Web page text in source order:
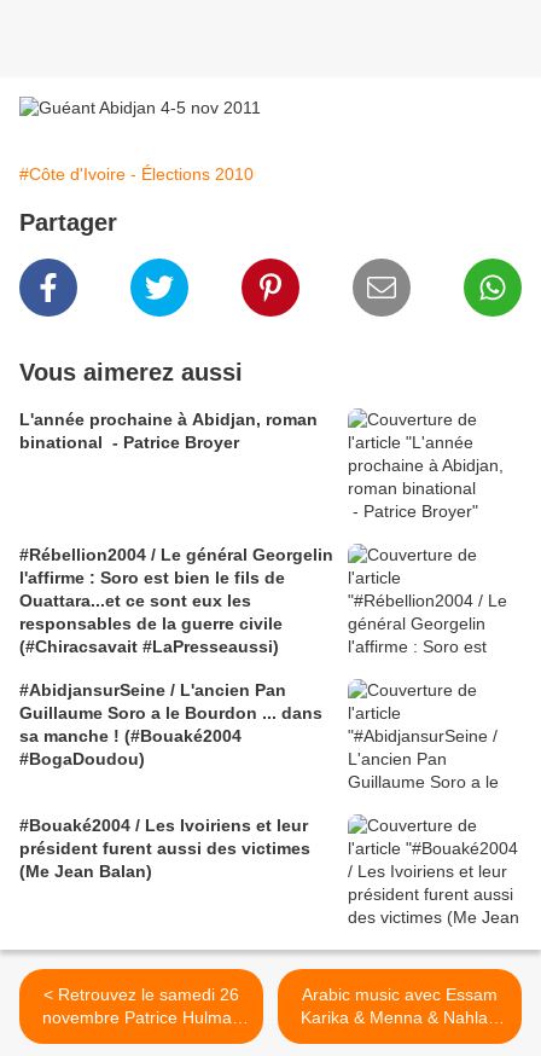
#Côte d'Ivoire - Élections 2010
Partager
Vous aimerez aussi
L'année prochaine à Abidjan, roman
binational - Patrice Broyer
#Rébellion2004 / Le général Georgelin
l'affirme : Soro est bien le fils de
Ouattara...et ce sont eux les
responsables de la guerre civile
(#Chiracsavait #LaPresseaussi)
#AbidjansurSeine / L'ancien Pan
Guillaume Soro a le Bourdon ... dans
sa manche ! (#Bouaké2004
#BogaDoudou)
#Bouaké2004 / Les Ivoiriens et leur
président furent aussi des victimes
(Me Jean Balan)
< Retrouvez le samedi 26
novembre Patrice Hulman
au New Morning Paris!
Arabic music avec Essam
Karika & Menna & Nahla -
Baheb El Horeya / عصام